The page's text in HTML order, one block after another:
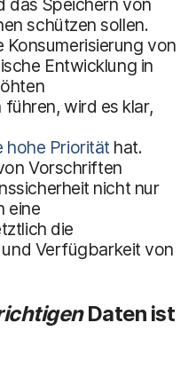
das Speichern von
schützen sollen.
Konsumerisierung von
Entwicklung in
wird es klar,
hohe Priorität hat.
Vorschriften
nicht nur
eine
die
Verfügbarkeit von
Daten ist